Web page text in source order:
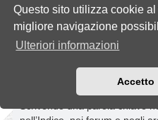
Questo sito utilizza cookie
migliore navigazione
Ulteriori informazioni
Accetto
rimuovere un utente dalla lista
Top
Come si fanno le ricerche
Scrivendo una parola chiave